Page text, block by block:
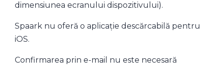
dimensiunea ecranului dispozitivului).
Spaark nu oferă o aplicație descărcabilă pentru
iOS.
Confirmarea prin e-mail nu este necesară